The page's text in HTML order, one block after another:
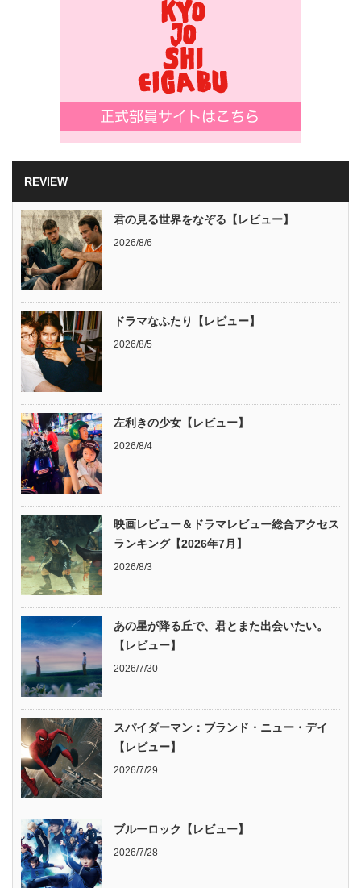
REVIEW
君の見る世界をなぞる【レビュー】
2026/8/6
ドラマなふたり【レビュー】
2026/8/5
左利きの少女【レビュー】
2026/8/4
映画レビュー＆ドラマレビュー総合アクセス
ランキング【2026年7月】
2026/8/3
あの星が降る丘で、君とまた出会いたい。
【レビュー】
2026/7/30
スパイダーマン：ブランド・ニュー・デイ
【レビュー】
2026/7/29
ブルーロック【レビュー】
2026/7/28